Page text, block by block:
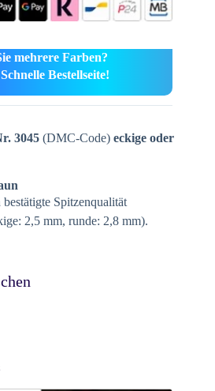
mehrere Farben?
Bestellseite!
3045(DMC-Code) eckige oder
Spitzenqualität
2,5 mm, runde: 2,8 mm).